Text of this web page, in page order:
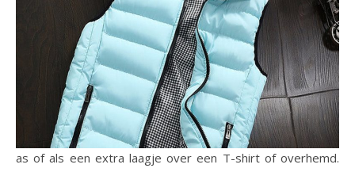
as of als een extra laagje over een T-shirt of overhemd.